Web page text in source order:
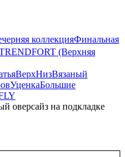
коллекцияФинальная
(Верхняя
ВерхНизВязаный
УценкаБольшие
оверсайз на подкладке